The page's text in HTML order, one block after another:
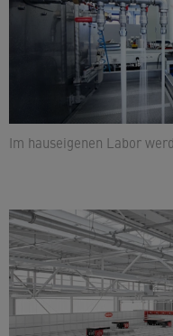
Im hauseigenen Labor